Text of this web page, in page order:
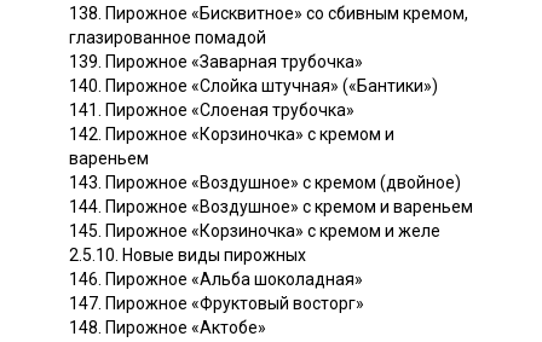
138. Пирожное «Бисквитное» со сбивным кремом,
глазированное помадой
139. Пирожное «Заварная трубочка»
140. Пирожное «Слойка штучная» («Бантики»)
141. Пирожное «Слоеная трубочка»
142. Пирожное «Корзиночка» с кремом и
вареньем
143. Пирожное «Воздушное» с кремом (двойное)
144. Пирожное «Воздушное» с кремом и вареньем
145. Пирожное «Корзиночка» с кремом и желе
2.5.10. Новые виды пирожных
146. Пирожное «Альба шоколадная»
147. Пирожное «Фруктовый восторг»
148. Пирожное «Актобе»